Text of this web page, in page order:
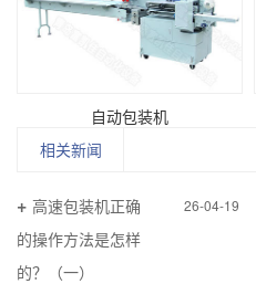
自动包装机
相关新闻
高速包装机正确
的操作方法是怎样
的？（一）
26-04-19